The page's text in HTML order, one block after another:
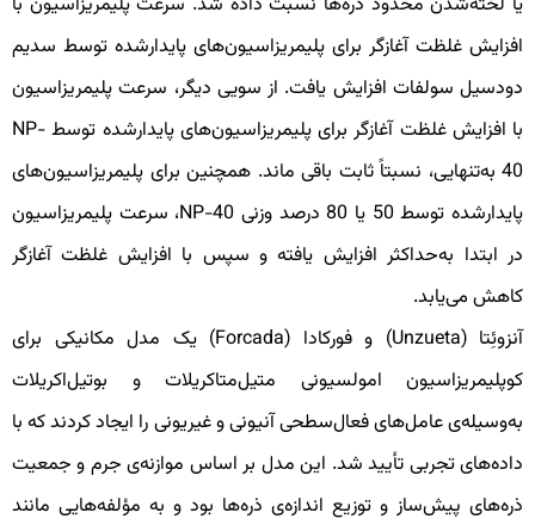
افزایش غلظت آغازگر برای پلیمریزاسیون‌های پایدارشده توسط سدیم
دودسیل سولفات افزایش یافت. از سویی دیگر، سرعت پلیمریزاسیون
با افزایش غلظت آغازگر برای پلیمریزاسیون‌های پایدارشده توسط NP-
40 به‌تنهایی، نسبتاً ثابت باقی ماند. همچنین برای پلیمریزاسیون‌های
پایدارشده توسط 50 یا 80 درصد وزنی NP-40، سرعت پلیمریزاسیون
در ابتدا به‌حداکثر افزایش یافته و سپس با افزایش غلظت آغازگر
کاهش می‌یابد.
آنزوئِتا (Unzueta) و فورکادا (Forcada) یک مدل مکانیکی برای
کوپلیمریزاسیون امولسیونی متیل‌متاکریلات و بوتیل‌اکریلات
به‌وسیله‌ی عامل‌های فعال‌سطحی آنیونی و غیریونی را ایجاد کردند که با
داده‌های تجربی تأیید شد. این مدل بر اساس موازنه‌ی جرم و جمعیت
ذره‌های پیش‌ساز و توزیع اندازه‌ی ذره‌ها بود و به مؤلفه‌هایی مانند